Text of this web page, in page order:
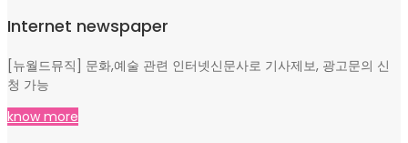
Internet newspaper
[뉴월드뮤직] 문화,예술 관련 인터넷신문사로 기사제보, 광고문의 신
청 가능
know more